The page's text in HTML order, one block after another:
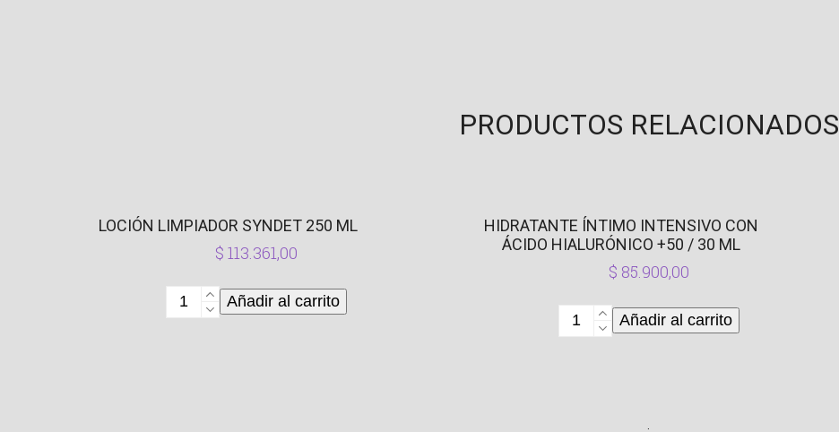
PRODUCTOS RELACIONADOS
LOCIÓN LIMPIADOR SYNDET 250 ML
$ 113.361,00
Loción
limpiador
Añadir al carrito
HIDRATANTE ÍNTIMO INTENSIVO CON
ÁCIDO HIALURÓNICO +50 / 30 ML
$ 85.900,00
Hidratante
Íntimo
Añadir al carrito